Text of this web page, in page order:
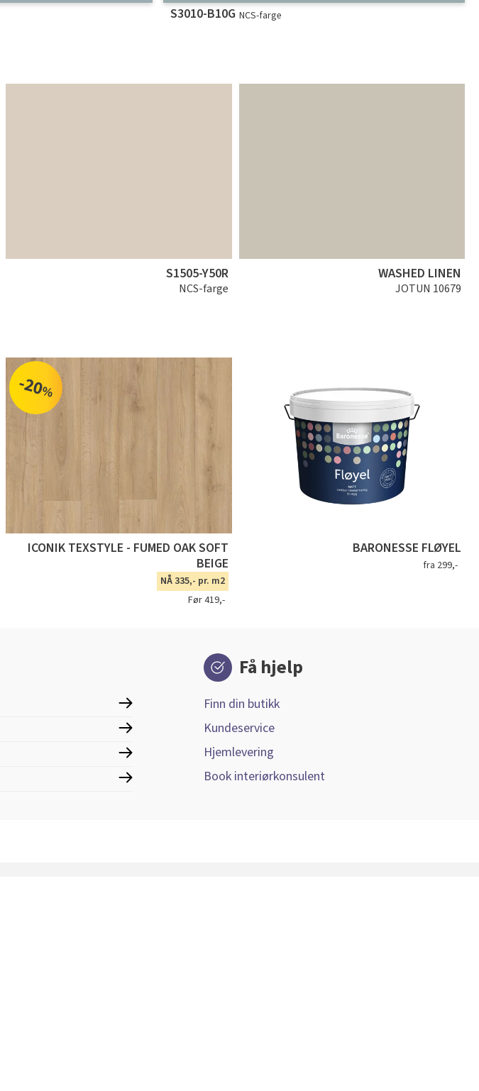
S3010-B10G NCS-farge
S1505-Y50R
NCS-farge
WASHED LINEN
JOTUN 10679
-20%
ICONIK TEXSTYLE - FUMED OAK SOFT
BEIGE
NÅ 335,- pr. m2
Før 419,-
BARONESSE FLØYEL
fra 299,-
Få hjelp
Finn din butikk
Kundeservice
Hjemlevering
Book interiørkonsulent